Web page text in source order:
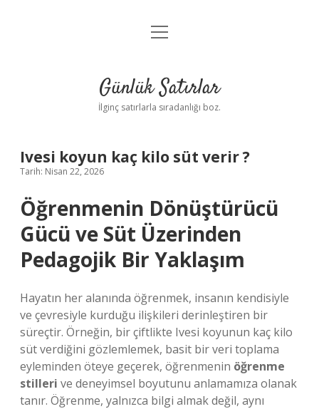
Anasayfa
Yasal Uyarı
menüyü
Günlük Satırlar
İlginç satırlarla sıradanlığı boz.
Ivesi koyun kaç kilo süt verir ?
Tarih: Nisan 22, 2026
Öğrenmenin Dönüştürücü
Gücü ve Süt Üzerinden
Pedagojik Bir Yaklaşım
Hayatın her alanında öğrenmek, insanın kendisiyle
ve çevresiyle kurduğu ilişkileri derinleştiren bir
süreçtir. Örneğin, bir çiftlikte Ivesi koyunun kaç kilo
süt verdiğini gözlemlemek, basit bir veri toplama
eyleminden öteye geçerek, öğrenmenin öğrenme
stilleri ve deneyimsel boyutunu anlamamıza olanak
tanır. Öğrenme, yalnızca bilgi almak değil, aynı